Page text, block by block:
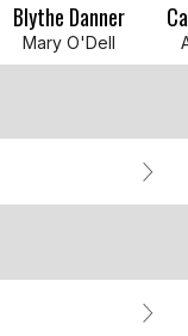
Blythe Danner
Mary O'Dell